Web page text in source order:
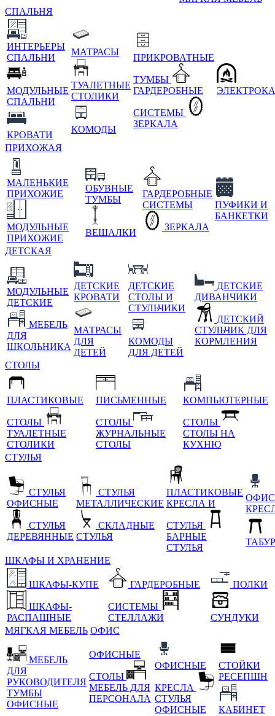
СПАЛЬНЯ
ИНТЕРЬЕРЫ
СПАЛЬНИ
МОДУЛЬНЫЕ
СПАЛЬНИ
КРОВАТИ
МАТРАСЫ
ТУАЛЕТНЫЕ
СТОЛИКИ
КОМОДЫ
ПРИКРОВАТНЫЕ
ТУМБЫ
ГАРДЕРОБНЫЕ
СИСТЕМЫ
ЗЕРКАЛА
ПРИХОЖАЯ
МАЛЕНЬКИЕ
ПРИХОЖИЕ
МОДУЛЬНЫЕ
ПРИХОЖИЕ
ОБУВНЫЕ
ТУМБЫ
ВЕШАЛКИ
ГАРДЕРОБНЫЕ
СИСТЕМЫ
ЗЕРКАЛА
ПУФИКИ И
БАНКЕТКИ
ДЕТСКАЯ
МОДУЛЬНЫЕ
ДЕТСКИЕ
МЕБЕЛЬ
ДЛЯ
ШКОЛЬНИКА
ДЕТСКИЕ
КРОВАТИ
МАТРАСЫ
ДЛЯ
ДЕТЕЙ
ДЕТСКИЕ
СТОЛЫ И
СТУЛЬЧИКИ
КОМОДЫ
ДЛЯ ДЕТЕЙ
ДЕТСКИЕ
ДИВАНЧИКИ
ДЕТСКИЙ
СТУЛЬЧИК ДЛЯ
КОРМЛЕНИЯ
СТОЛЫ
ПЛАСТИКОВЫЕ
СТОЛЫ
ТУАЛЕТНЫЕ
СТОЛИКИ
ПИСЬМЕННЫЕ
СТОЛЫ
ЖУРНАЛЬНЫЕ
СТОЛЫ
КОМПЬЮТЕРНЫЕ
СТОЛЫ
СТОЛЫ НА
КУХНЮ
СТУЛЬЯ
СТУЛЬЯ
ОФИСНЫЕ
СТУЛЬЯ
ДЕРЕВЯННЫЕ
СТУЛЬЯ
МЕТАЛЛИЧЕСКИЕ
СКЛАДНЫЕ
СТУЛЬЯ
ПЛАСТИКОВЫЕ
КРЕСЛА И
СТУЛЬЯ
БАРНЫЕ
СТУЛЬЯ
ШКАФЫ И ХРАНЕНИЕ
ШКАФЫ-КУПЕ
ШКАФЫ-
РАСПАШНЫЕ
ГАРДЕРОБНЫЕ
СИСТЕМЫ
СТЕЛЛАЖИ
ПОЛКИ
СУНДУКИ
МЯГКАЯ МЕБЕЛЬ ОФИС
МЕБЕЛЬ
ДЛЯ
РУКОВОДИТЕЛЯ
ТУМБЫ
ОФИСНЫЕ
ОФИСНЫЕ
СТОЛЫ
МЕБЕЛЬ ДЛЯ
ПЕРСОНАЛА
ОФИСНЫЕ
КРЕСЛА
СТУЛЬЯ
ОФИСНЫЕ
СТОЙКИ
РЕСЕПШН
КАБИНЕТ